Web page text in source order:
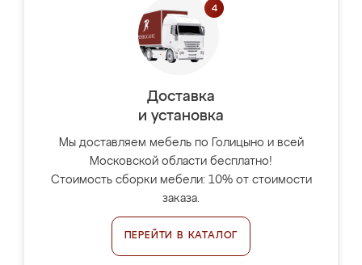
Доставка
и установка
Мы доставляем мебель по Голицыно и всей
Московской области бесплатно!
Стоимость сборки мебели: 10% от стоимости
заказа.
ПЕРЕЙТИ В КАТАЛОГ